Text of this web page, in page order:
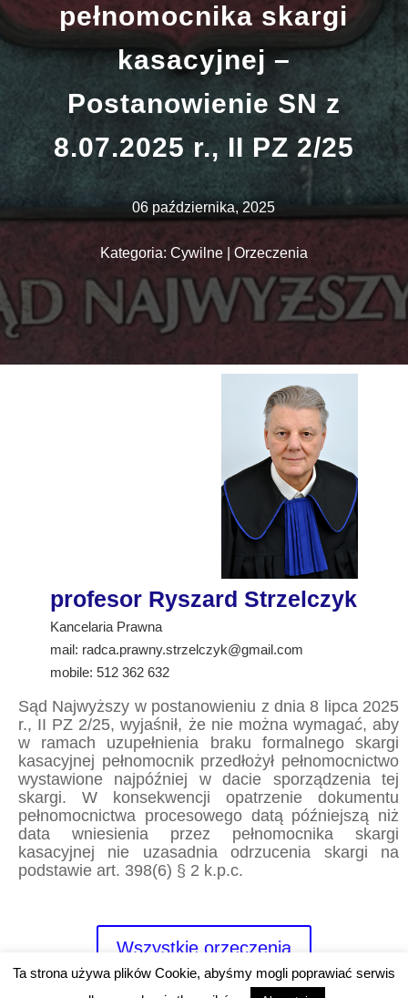
pełnomocnika skargi
kasacyjnej –
Postanowienie SN z
8.07.2025 r., II PZ 2/25
06 października, 2025
Kategoria: Cywilne | Orzeczenia
profesor Ryszard Strzelczyk
Kancelaria Prawna
mail: radca.prawny.strzelczyk@gmail.com
mobile: 512 362 632
Sąd Najwyższy w postanowieniu z dnia 8 lipca 2025
r., II PZ 2/25, wyjaśnił, że nie można wymagać, aby
w ramach uzupełnienia braku formalnego skargi
kasacyjnej pełnomocnik przedłożył pełnomocnictwo
wystawione najpóźniej w dacie sporządzenia tej
skargi. W konsekwencji opatrzenie dokumentu
pełnomocnictwa procesowego datą późniejszą niż
data wniesienia przez pełnomocnika skargi
kasacyjnej nie uzasadnia odrzucenia skargi na
podstawie art. 398(6) § 2 k.p.c.
Wszystkie orzeczenia
Ta strona używa plików Cookie, abyśmy mogli poprawiać serwis